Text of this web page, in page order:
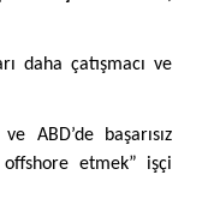
daha çatışmacı ve
ABD’de başarısız
etmek” işçi